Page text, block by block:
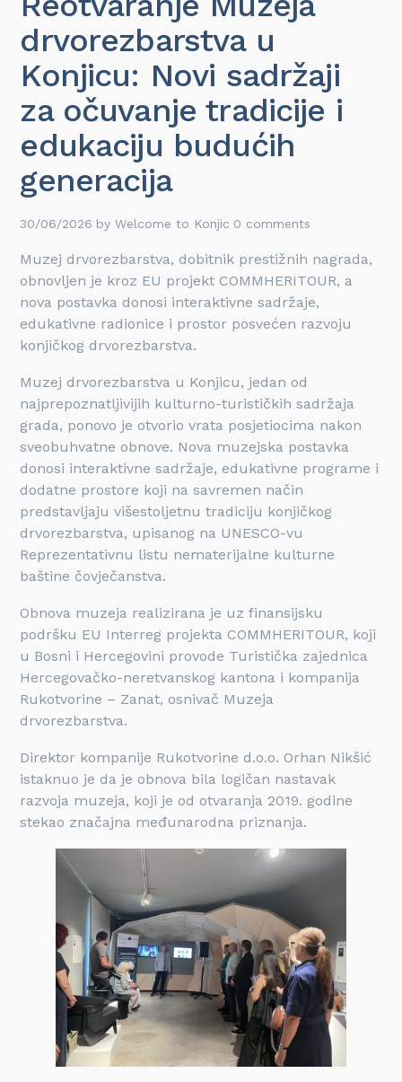
drvorezbarstva u
Konjicu: Novi sadržaji
za očuvanje tradicije i
edukaciju budućih
generacija
30/06/2026 byWelcome to Konjic 0 comments
Muzej drvorezbarstva, dobitnik prestižnih nagrada,
obnovljen je kroz EU projekt COMMHERITOUR, a
nova postavka donosi interaktivne sadržaje,
edukativne radionice i prostor posvećen razvoju
konjičkog drvorezbarstva.
Muzej drvorezbarstva u Konjicu, jedan od
najprepoznatljivijih kulturno-turističkih sadržaja
grada, ponovo je otvorio vrata posjetiocima nakon
sveobuhvatne obnove. Nova muzejska postavka
donosi interaktivne sadržaje, edukativne programe i
dodatne prostore koji na savremen način
predstavljaju višestoljetnu tradiciju konjičkog
drvorezbarstva, upisanog na UNESCO-vu
Reprezentativnu listu nematerijalne kulturne
baštine čovječanstva.
Obnova muzeja realizirana je uz finansijsku
podršku EU Interreg projekta COMMHERITOUR, koji
u Bosni i Hercegovini provode Turistička zajednica
Hercegovačko-neretvanskog kantona i kompanija
Rukotvorine – Zanat, osnivač Muzeja
drvorezbarstva.
Direktor kompanije Rukotvorine d.o.o. Orhan Nikšić
istaknuo je da je obnova bila logičan nastavak
razvoja muzeja, koji je od otvaranja 2019. godine
stekao značajna međunarodna priznanja.